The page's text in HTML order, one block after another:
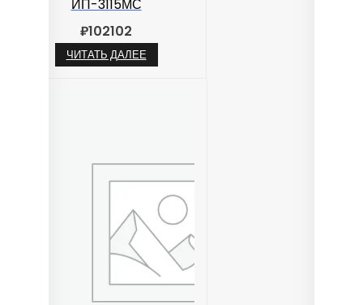
ИП-3115МС
₽102102
ЧИТАТЬ ДАЛЕЕ